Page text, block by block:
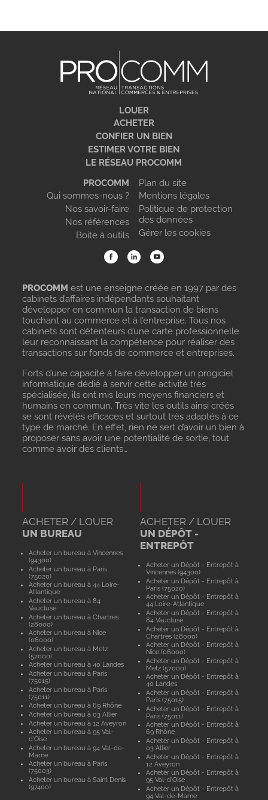
LOUER
ACHETER
CONFIER UN BIEN
ESTIMER VOTRE BIEN
LE RÉSEAU PROCOMM
PROCOMM
Qui sommes-nous ?
Nos savoir-faire
Nos références
Boite à outils
Plan du site
Mentions légales
Politique de protection
des données
Gérer les cookies
PROCOMM est une enseigne créée en 1997 par des
cabinets d’affaires indépendants souhaitant
développer en commun la transaction de biens
touchant au commerce et à l’entreprise. Tous nos
cabinets sont détenteurs d’une carte professionnelle
leur reconnaissant la compétence pour réaliser des
transactions sur fonds de commerce et entreprises.
Forts d’une capacité à faire développer un progiciel
informatique dédié à servir cette activité très
spécialisée, ils ont mis leurs moyens financiers et
humains en commun. Très vite les outils ainsi créés
se sont révélés efficaces et surtout très adaptés à ce
type de marché. En effet, rien ne sert d’avoir un bien à
proposer sans avoir une potentialité de sortie, tout
comme avoir des clients…
ACHETER / LOUER
UN BUREAU
Acheter un bureau à Vincennes
(94300)
Acheter un bureau à Paris
(75020)
Acheter un bureau à 44 Loire-
Atlantique
Acheter un bureau à 84
Vaucluse
Acheter un bureau à Chartres
(28000)
Acheter un bureau à Nice
(06000)
Acheter un bureau à Metz
(57000)
Acheter un bureau à 40 Landes
Acheter un bureau à Paris
(75015)
Acheter un bureau à Paris
(75011)
Acheter un bureau à 69 Rhône
Acheter un bureau à 03 Allier
Acheter un bureau à 12 Aveyron
Acheter un bureau à 95 Val-
d'Oise
Acheter un bureau à 94 Val-de-
Marne
Acheter un bureau à Paris
(75003)
Acheter un bureau à Saint Denis
(97400)
ACHETER / LOUER
UN DÉPÔT -
ENTREPÔT
Acheter un Dépôt - Entrepôt à
Vincennes (94300)
Acheter un Dépôt - Entrepôt à
Paris (75020)
Acheter un Dépôt - Entrepôt à
44 Loire-Atlantique
Acheter un Dépôt - Entrepôt à
84 Vaucluse
Acheter un Dépôt - Entrepôt à
Chartres (28000)
Acheter un Dépôt - Entrepôt à
Nice (06000)
Acheter un Dépôt - Entrepôt à
Metz (57000)
Acheter un Dépôt - Entrepôt à
40 Landes
Acheter un Dépôt - Entrepôt à
Paris (75015)
Acheter un Dépôt - Entrepôt à
Paris (75011)
Acheter un Dépôt - Entrepôt à
69 Rhône
Acheter un Dépôt - Entrepôt à
03 Allier
Acheter un Dépôt - Entrepôt à
12 Aveyron
Acheter un Dépôt - Entrepôt à
95 Val-d'Oise
Acheter un Dépôt - Entrepôt à
94 Val-de-Marne